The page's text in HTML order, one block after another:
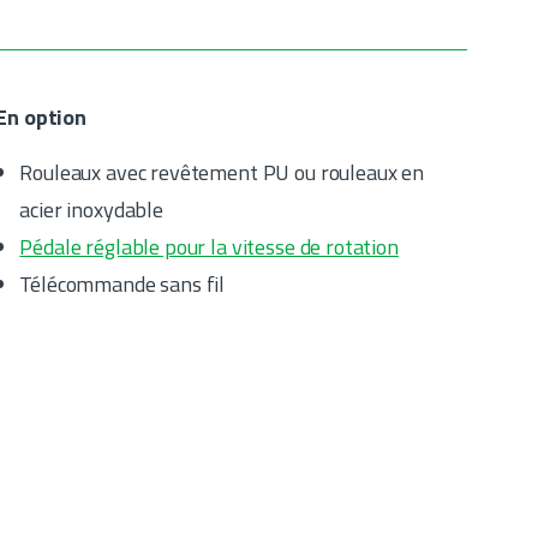
option
Rouleaux avec revêtement PU ou rouleaux en
acier inoxydable
Pédale réglable pour la vitesse de rotation
Télécommande sans fil